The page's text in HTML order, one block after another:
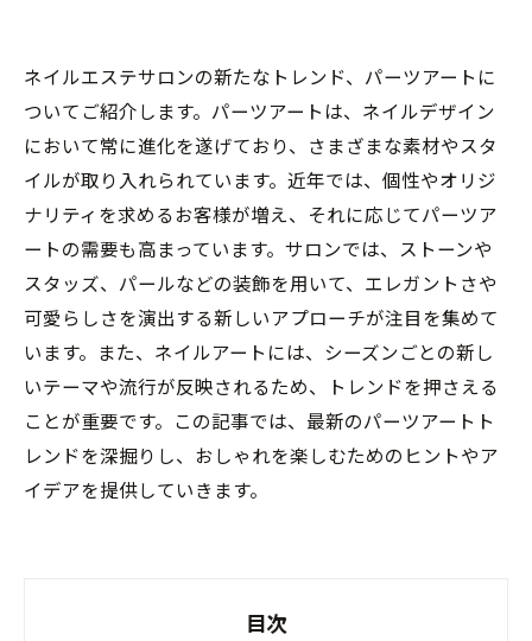
ネイルエステサロンの新たなトレンド、パーツアートに
ついてご紹介します。パーツアートは、ネイルデザイン
において常に進化を遂げており、さまざまな素材やスタ
イルが取り入れられています。近年では、個性やオリジ
ナリティを求めるお客様が増え、それに応じてパーツア
ートの需要も高まっています。サロンでは、ストーンや
スタッズ、パールなどの装飾を用いて、エレガントさや
可愛らしさを演出する新しいアプローチが注目を集めて
います。また、ネイルアートには、シーズンごとの新し
いテーマや流行が反映されるため、トレンドを押さえる
ことが重要です。この記事では、最新のパーツアートト
レンドを深掘りし、おしゃれを楽しむためのヒントやア
イデアを提供していきます。
目次